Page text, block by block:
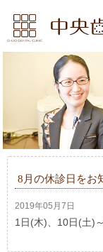
8月の休診日を
2019年05月7日
1日(木)、10日(土)